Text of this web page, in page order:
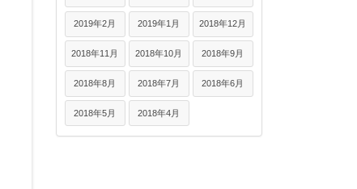
2019年2月 2019年1月 2018年12月
2018年11月 2018年10月 2018年9月
2018年8月 2018年7月 2018年6月
2018年5月 2018年4月